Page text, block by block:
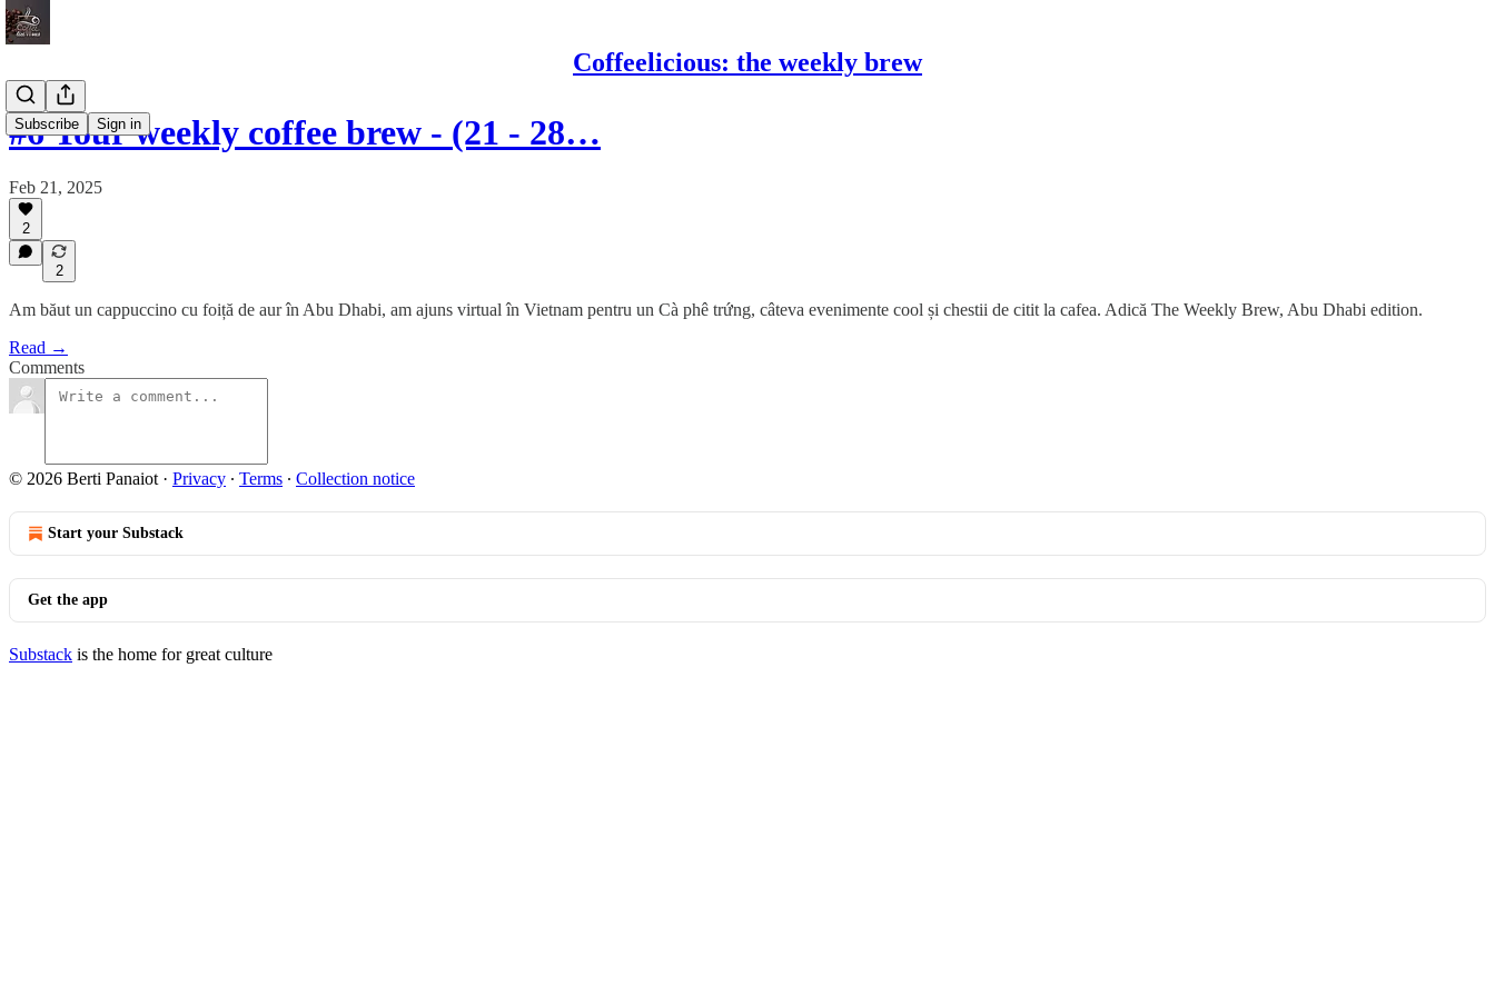
Coffeelicious: the weekly brew
Subscribe Sign in
#6 Your weekly coffee brew - (21 - 28…
Feb 21, 2025
2
2
Am băut un cappuccino cu foiță de aur în Abu Dhabi, am ajuns virtual în Vietnam pentru un Cà phê trứng, câteva evenimente cool și chestii de citit la cafea. Adică The Weekly Brew, Abu Dhabi edition.
Read →
Comments
© 2026 Berti Panaiot · Privacy ∙ Terms ∙ Collection notice
Start your Substack
Get the app
Substack is the home for great culture